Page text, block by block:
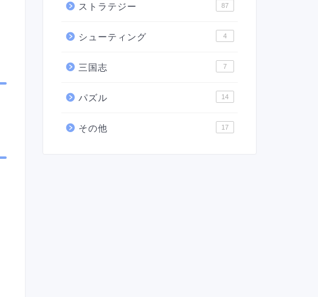
ストラテジー 87
シューティング 4
三国志 7
パズル 14
その他 17